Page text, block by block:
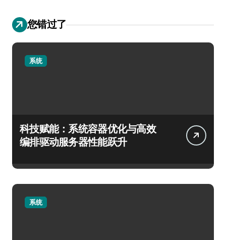
您错过了
系统
科技赋能：系统容器优化与高效
编排驱动服务器性能跃升
系统